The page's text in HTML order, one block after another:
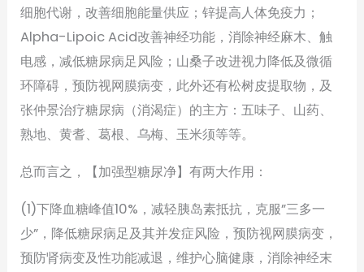
细胞代谢，改善细胞能量供应；锌提高人体免疫力；
Alpha-Lipoic Acid改善神经功能，消除神经麻木、触
电感，减低糖尿病足风险；山桑子改进视力降低及微循
环障碍，预防视网膜病变，此外还有松树皮提取物，及
张仲景治疗糖尿病（消渴症）的主方：五味子、山药、
熟地、黄耆、葛根、乌梅、玉米须等等。
总而言之，【加强型糖尿净】有两大作用：
(1)下降血糖峰值10%，减轻胰岛素抵抗，克服”三多一
少”，降低糖尿病足及其并发症风险，预防视网膜病变，
预防肾病变及性功能减退，维护心脑健康，消除神经末